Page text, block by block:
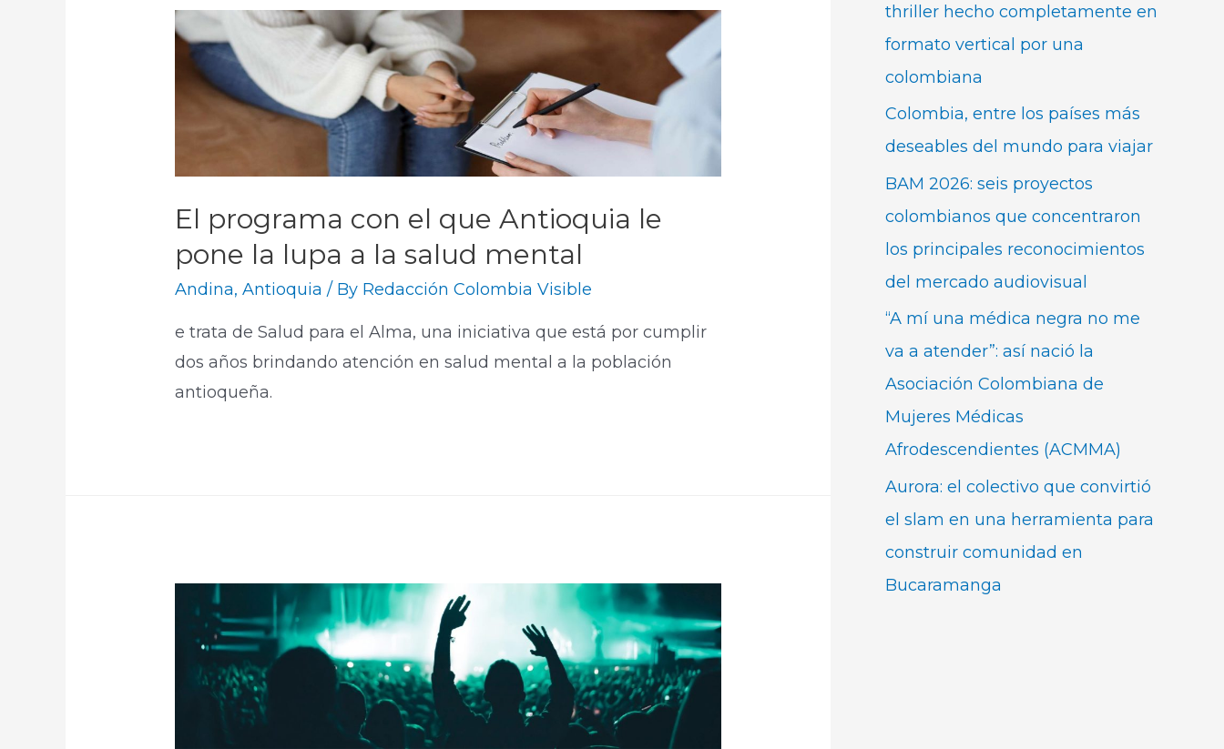
El programa con el que Antioquia le
pone la lupa a la salud mental
Andina,Antioquia / By Redacción Colombia Visible
e trata de Salud para el Alma, una iniciativa que está por cumplir
dos años brindando atención en salud mental a la población
antioqueña.
thriller hecho completamente en
formato vertical por una
colombiana
Colombia, entre los países más
deseables del mundo para viajar
BAM 2026: seis proyectos
colombianos que concentraron
los principales reconocimientos
del mercado audiovisual
“A mí una médica negra no me
va a atender”: así nació la
Asociación Colombiana de
Mujeres Médicas
Afrodescendientes (ACMMA)
Aurora: el colectivo que convirtió
el slam en una herramienta para
construir comunidad en
Bucaramanga